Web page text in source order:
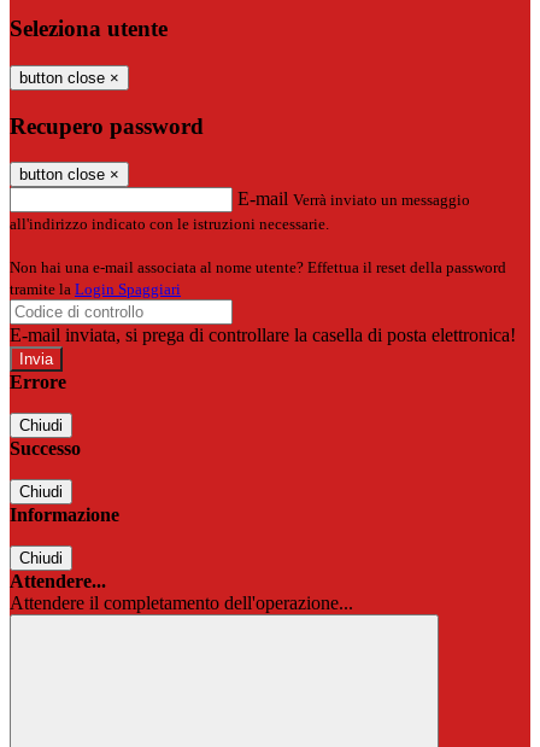
Seleziona utente
button close ×
Recupero password
button close ×
E-mail Verrà inviato un messaggio
all'indirizzo indicato con le istruzioni necessarie.
Non hai una e-mail associata al nome utente? Effettua il reset della password
tramite la Login Spaggiari
E-mail inviata, si prega di controllare la casella di posta elettronica!
Errore
Chiudi
Successo
Chiudi
Informazione
Chiudi
Attendere...
Attendere il completamento dell'operazione...